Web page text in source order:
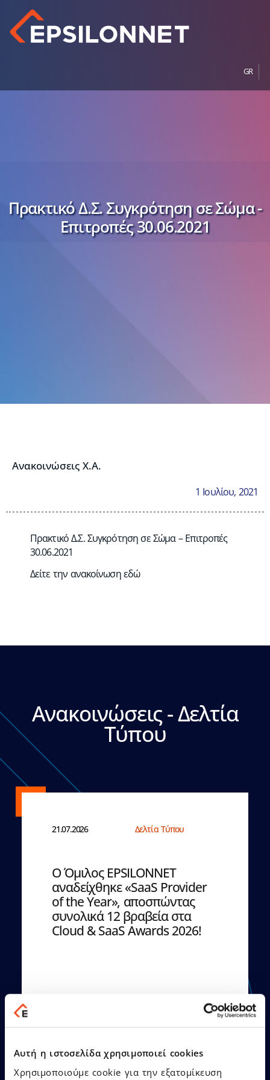
Αυτή η ιστοσελίδα χρησιμοποιεί cookies
Χρησιμοποιούμε cookie για την εξατομίκευση
GR
Πρακτικό Δ.Σ. Συγκρότηση σε Σώμα -
Επιτροπές 30.06.2021
Ανακοινώσεις Χ.Α.
1 Ιουλίου, 2021
Πρακτικό Δ.Σ. Συγκρότηση σε Σώμα – Επιτροπές
30.06.2021
Δείτε την ανακοίνωσηεδώ
Ανακοινώσεις - Δελτία
Τύπου
21.07.2026 Δελτία Τύπου
Ο Όμιλος EPSILONNET
αναδείχθηκε «SaaS Provider
of the Year», αποσπώντας
συνολικά 12 βραβεία στα
Cloud & SaaS Awards 2026!